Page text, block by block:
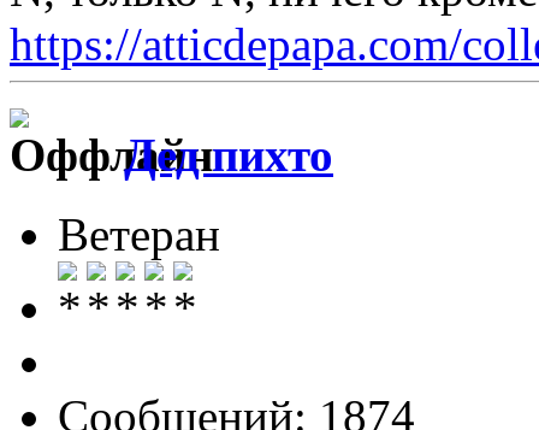
https://atticdepapa.com/
Дед пихто
Ветеран
Сообщений: 1874